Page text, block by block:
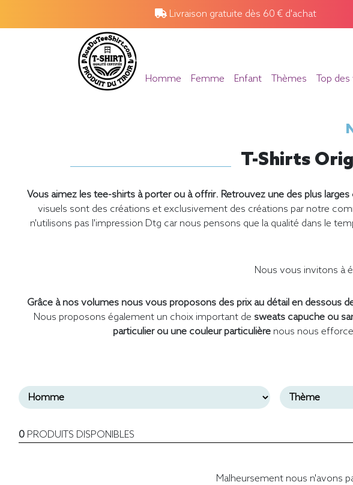
Livraison gratuite dès 60 € d'achat
Homme Femme Enfant Thèmes Top
T-Shirts
Vous aimez les tee-shirts à porter ou à offrir. Retrouvez une des plus
visuels sont des créations et exclusivement des créations par notre
n'utilisons pas l'impression Dtg car nous pensons que la qualité dans le
Nous vous invitons à
Grâce à nos volumes nous vous proposons des prix au détail en dessous
Nous proposons également un choix important de sweats capuche ou
particulier ou une couleur particulière nous nous
0 PRODUITS DISPONIBLES
Malheursement nous n'avons